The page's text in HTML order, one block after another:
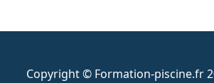
Copyright © Formation-piscine.fr